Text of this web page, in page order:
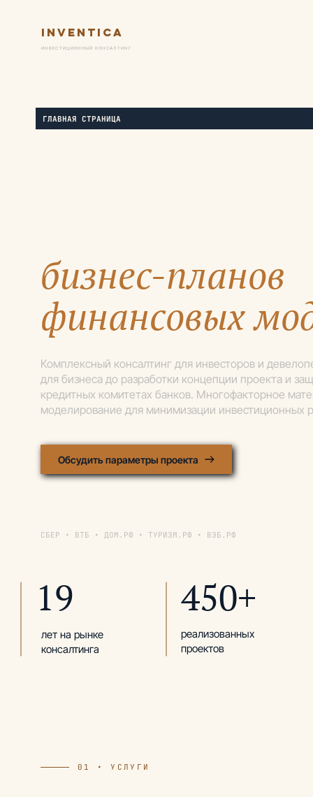
Inventica
ИНВЕСТИЦИОННЫЙ КОНСАЛТИНГ
ГЛАВНАЯ СТРАНИЦА
бизнес-планов
финансовых
Комплексный консалтинг для инвесторов и
для бизнеса до разработки концепции проекта и
кредитных комитетах банков. Многофакторное
моделирование для минимизации инвестиционных
Обсудить параметры проекта
СБЕР • ВТБ • ДОМ.РФ • ТУРИЗМ.РФ • ВЭБ.РФ
19
лет на рынке
консалтинга
450+
реализованных
проектов
01 • УСЛУГИ